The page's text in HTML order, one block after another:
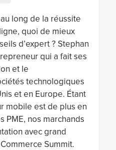
long de la réussite
quoi de mieux
d’expert ? Stephan
qui a fait ses
et le
technologiques
et en Europe. Étant
mobile est de plus en
PME, nos marchands
avec grand
Summit.